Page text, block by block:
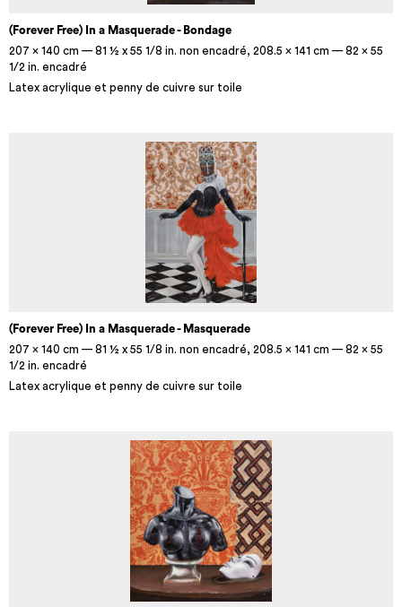
(Forever Free) In a Masquerade - Bondage
207 x 140 cm — 81 ½ x 55 1/8 in. non encadré, 208.5 x 141 cm — 82 x 55
1/2 in. encadré
Latex acrylique et penny de cuivre sur toile
(Forever Free) In a Masquerade - Masquerade
207 x 140 cm — 81 ½ x 55 1/8 in. non encadré, 208.5 x 141 cm — 82 x 55
1/2 in. encadré
Latex acrylique et penny de cuivre sur toile